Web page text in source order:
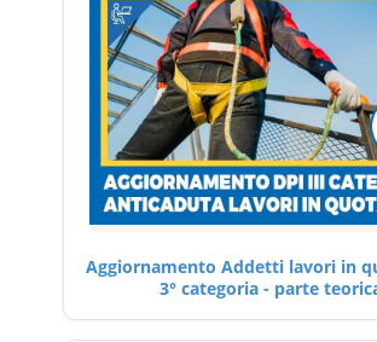
Aggiornamento Addetti lavori in
3° categoria - parte